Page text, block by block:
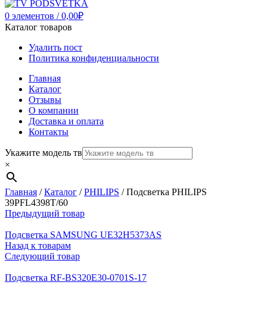
0 элементов / 0,00₽
Каталог товаров
Удалить пост
Политика конфиденциальности
Главная
Каталог
Отзывы
О компании
Доставка и оплата
Контакты
Укажите модель тв
×
Главная /Каталог /PHILIPS /Подсветка PHILIPS
39PFL4398T/60
Предыдущий товар
Подсветка SAMSUNG UE32H5373AS
Назад к товарам
Следующий товар
Подсветка RF-BS320E30-0701S-17